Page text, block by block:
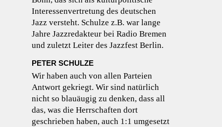
Interessenvertretung des deutschen
Jazz versteht. Schulze z.B. war lange
Jahre Jazzredakteur bei Radio Bremen
und zuletzt Leiter des Jazzfest Berlin.
PETER SCHULZE
Wir haben auch von allen Parteien
Antwort gekriegt. Wir sind natürlich
nicht so blauäugig zu denken, dass all
das, was die Herrschaften dort
geschrieben haben, auch 1:1 umgesetzt